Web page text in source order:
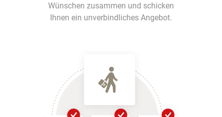
Wünschen zusammen und schicken
Ihnen ein unverbindliches Angebot.